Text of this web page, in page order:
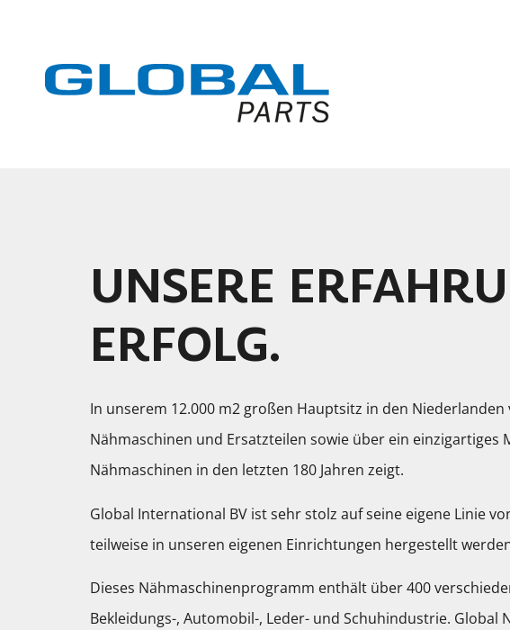
UNSERE
ERFOLG.
In unserem 12.000 m2 großen Hauptsitz in den
Nähmaschinen und Ersatzteilen sowie über ein einzigartiges
Nähmaschinen in den letzten 180 Jahren zeigt.
Global International BV ist sehr stolz auf seine eigene Linie
teilweise in unseren eigenen Einrichtungen hergestellt
Dieses Nähmaschinenprogramm enthält über 400
Bekleidungs-, Automobil-, Leder- und Schuhindustrie. Global